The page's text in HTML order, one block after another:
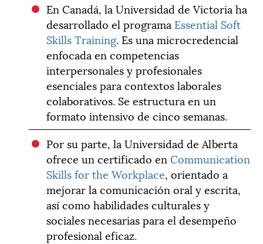
En Canadá, la Universidad de Victoria ha
desarrollado el programa Essential Soft
Skills Training. Es una microcredencial
enfocada en competencias
interpersonales y profesionales
esenciales para contextos laborales
colaborativos. Se estructura en un
formato intensivo de cinco semanas.
Por su parte, la Universidad de Alberta
ofrece un certificado enCommunication
Skills for the Workplace, orientado a
mejorar la comunicación oral y escrita,
así como habilidades culturales y
sociales necesarias para el desempeño
profesional eficaz.